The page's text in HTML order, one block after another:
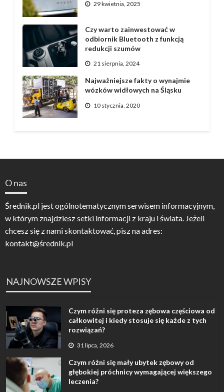
29 kwietnia, 2025
Czy warto zainwestować w
odbiornik Bluetooth z funkcją
redukcji szumów
21 sierpnia, 2024
Najważniejsze fakty o wynajmie
wózków widłowych na Śląsku
10 stycznia, 2020
O nas
Średnik.pl jest ogólnotematycznym serwisem informacyjnym,
w którym znajdziesz setki informacji z kraju i świata. Jeżeli
chcesz się z nami skontaktować, pisz na adres:
kontakt@średnik.pl
NAJNOWSZE WPISY
Czym różni się proteza zębowa częściowa od
całkowitej i kiedy stosuje się każde z tych
rozwiązań?
31 lipca, 2026
Czym różni się mały ubytek zębowy od
głębokiej próchnicy wymagającej większego
leczenia?